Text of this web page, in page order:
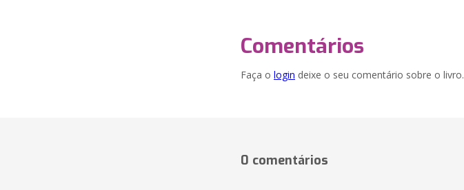
Comentários
Faça o login deixe o seu comentário sobre o livro.
0 comentários